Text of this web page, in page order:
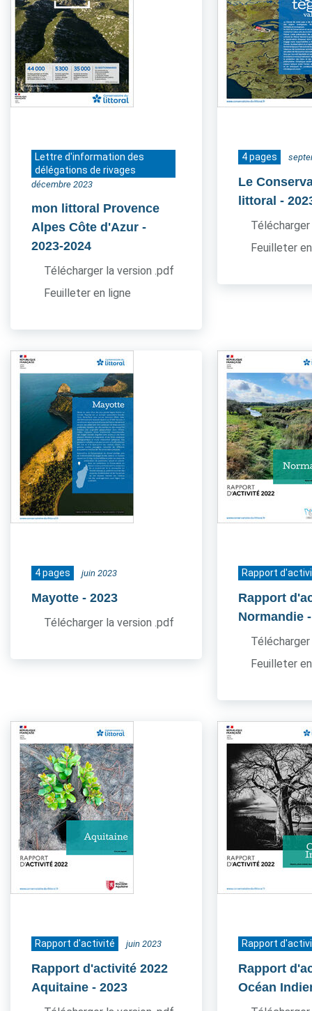
Lettre d'information des
délégations de rivages
décembre 2023
mon littoral Provence
Alpes Côte d'Azur -
2023-2024
Télécharger la version .pdf
Feuilleter en ligne
4 pages
Le
littoral-
Feuilleter
4 pages juin 2023
Mayotte - 2023
Télécharger la version .pdf
Rapport
Rapport
Normandie
Feuilleter
Rapport d'activité juin 2023
Rapport d'activité 2022
Aquitaine - 2023
Rapport
Rapport
Océan